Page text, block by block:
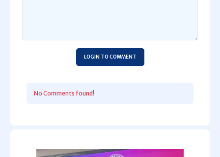
LOGIN TO COMMENT
No Comments found!